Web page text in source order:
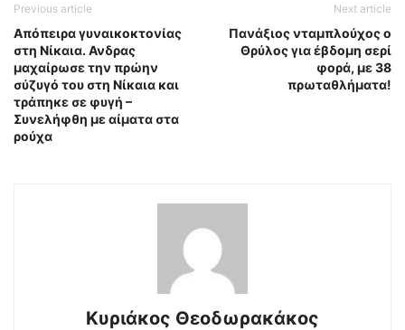
Previous article
Απόπειρα γυναικοκτονίας
στη Νίκαια. Ανδρας
μαχαίρωσε την πρώην
σύζυγό του στη Νίκαια και
τράπηκε σε φυγή –
Συνελήφθη με αίματα στα
ρούχα
Next article
Πανάξιος νταμπλούχος ο
Θρύλος για έβδομη σερί
φορά, με 38
πρωταθλήματα!
Κυριάκος Θεοδωρακάκος